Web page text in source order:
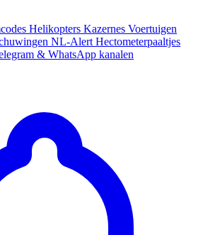
Helikopters Kazernes Voertuigen
NL-Alert Hectometerpaaltjes
& WhatsApp kanalen